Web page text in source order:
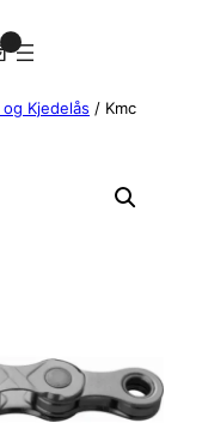
Kjedelås / Kmc